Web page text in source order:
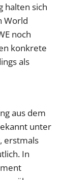
halten sich
World
noch
konkrete
als
aus dem
unter
erstmals
In